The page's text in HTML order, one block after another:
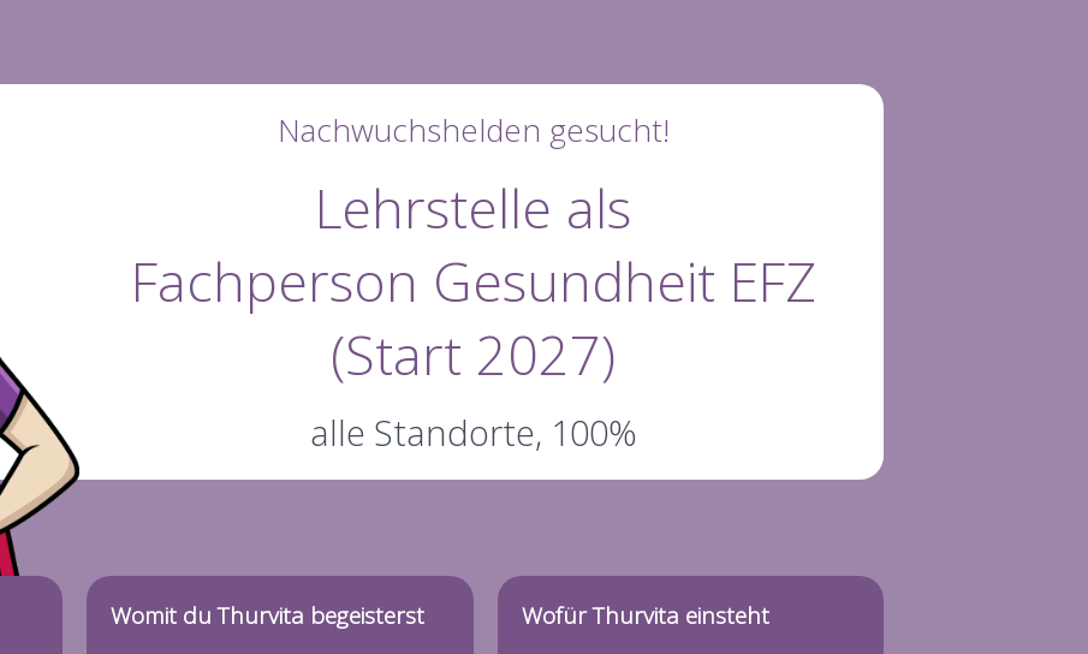
Nachwuchshelden gesucht!
Lehrstelle als
Fachperson Gesundheit EFZ
(Start 2027)
alle Standorte, 100%
Womit du Thurvita begeisterst Wofür Thurvita einsteht